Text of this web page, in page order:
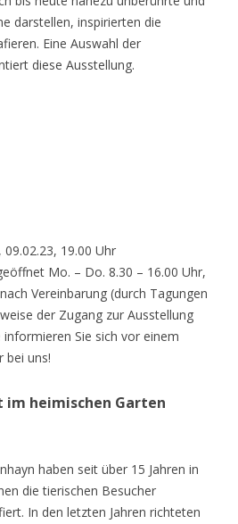
darstellen, inspirierten die
Eine Auswahl der
diese Ausstellung.
19.00 Uhr
Mo. – Do. 8.30 – 16.00 Uhr,
Vereinbarung (durch Tagungen
der Zugang zur Ausstellung
Sie sich vor einem
bei uns!
heimischen Garten
haben seit über 15 Jahren in
die tierischen Besucher
In den letzten Jahren richteten